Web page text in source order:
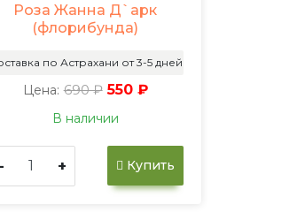
Роза Жанна Д`арк
(флорибунда)
по Астрахани от 3-5 дней
Цена: 690 ₽ 550 ₽
В наличии
- + Купить